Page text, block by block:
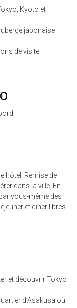
Kyoto et
japonaise
de visite
hôtel. Remise de
dans la ville. En
vous-même des
et dîner libres.
et découvrir Tokyo
d’Asakusa où